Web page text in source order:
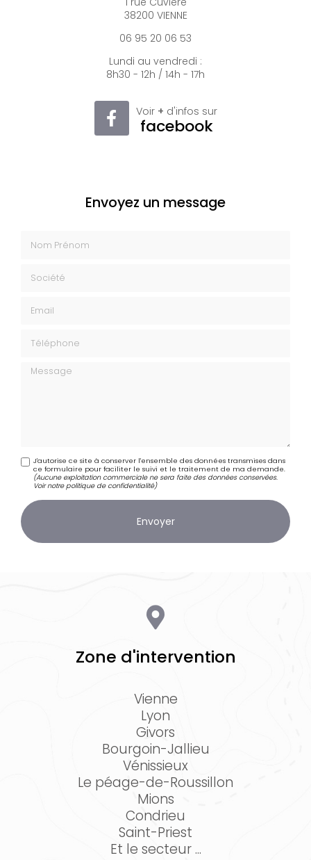
38200 VIENNE
06 95 20 06 53
Lundi au vendredi :
8h30 - 12h / 14h - 17h
Voir + d'infos sur
facebook
Envoyez un message
Message
J'autorise ce site à conserver l'ensemble des données transmises dans
ce formulaire pour faciliter le suivi et le traitement de ma demande.
(Aucune exploitation commerciale ne sera faite des données conservées.
Voir notrepolitique de confidentialité)
Zone d'intervention
Vienne
Lyon
Givors
Bourgoin-Jallieu
Vénissieux
Le péage-de-Roussillon
Mions
Condrieu
Saint-Priest
Et le secteur ...